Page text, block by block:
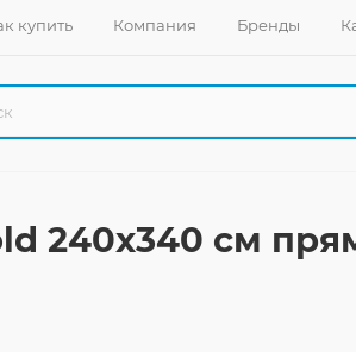
купить Компания Бренды
240x340 см